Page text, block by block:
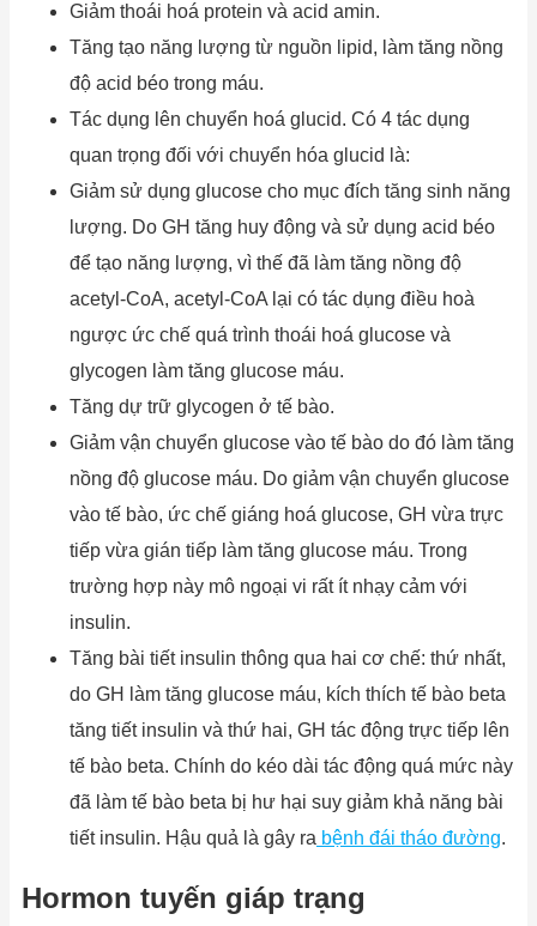
Giảm thoái hoá protein và acid amin.
Tăng tạo năng lượng từ nguồn lipid, làm tăng nồng
độ acid béo trong máu.
Tác dụng lên chuyển hoá glucid. Có 4 tác dụng
quan trọng đối với chuyển hóa glucid là:
Giảm sử dụng glucose cho mục đích tăng sinh năng
lượng. Do GH tăng huy động và sử dụng acid béo
để tạo năng lượng, vì thế đã làm tăng nồng độ
acetyl-CoA, acetyl-CoA lại có tác dụng điều hoà
ngược ức chế quá trình thoái hoá glucose và
glycogen làm tăng glucose máu.
Tăng dự trữ glycogen ở tế bào.
Giảm vận chuyển glucose vào tế bào do đó làm tăng
nồng độ glucose máu. Do giảm vận chuyển glucose
vào tế bào, ức chế giáng hoá glucose, GH vừa trực
tiếp vừa gián tiếp làm tăng glucose máu. Trong
trường hợp này mô ngoại vi rất ít nhạy cảm với
insulin.
Tăng bài tiết insulin thông qua hai cơ chế: thứ nhất,
do GH làm tăng glucose máu, kích thích tế bào beta
tăng tiết insulin và thứ hai, GH tác động trực tiếp lên
tế bào beta. Chính do kéo dài tác động quá mức này
đã làm tế bào beta bị hư hại suy giảm khả năng bài
tiết insulin. Hậu quả là gây ra bệnh đái tháo đường.
Hormon tuyến giáp trạng